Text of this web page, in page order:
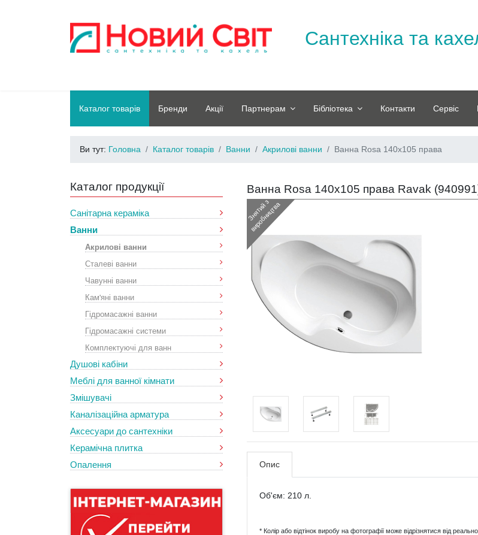
Сантехніка та
Каталог товарів Бренди Акції Партнерам Бібліотека Контакти Сервіс
Ви тут: Головна Каталог товарів Ванни Акрилові ванни Ванна Rosa 140х105 права
Каталог продукції
Санітарна кераміка
Ванни
Акрилові ванни
Сталеві ванни
Чавунні ванни
Кам'яні ванни
Гідромасажні ванни
Гідромасажні системи
Комплектуючі для ванн
Душові кабіни
Меблі для ванної кімнати
Змішувачі
Каналізаційна арматура
Аксесуари до сантехніки
Керамічна плитка
Опалення
Ванна Rosa 140х105 права Ravak (940991
З
н
я
т
и
й
з
в
и
р
о
б
н
и
ц
т
в
а
Опис
Об'єм: 210 л.
* Колір або відтінок виробу на фотографії може відрізнятися від